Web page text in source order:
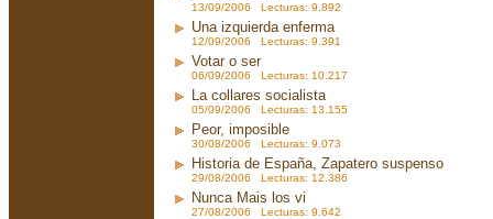
13/09/2006 Lecturas: 9.892
Una izquierda enferma
12/09/2006 Lecturas: 9.391
Votar o ser
06/09/2006 Lecturas: 10.217
La collares socialista
05/09/2006 Lecturas: 13.155
Peor, imposible
30/08/2006 Lecturas: 9.073
Historia de España, Zapatero suspenso
29/08/2006 Lecturas: 12.386
Nunca Mais los vi
27/08/2006 Lecturas: 9.642